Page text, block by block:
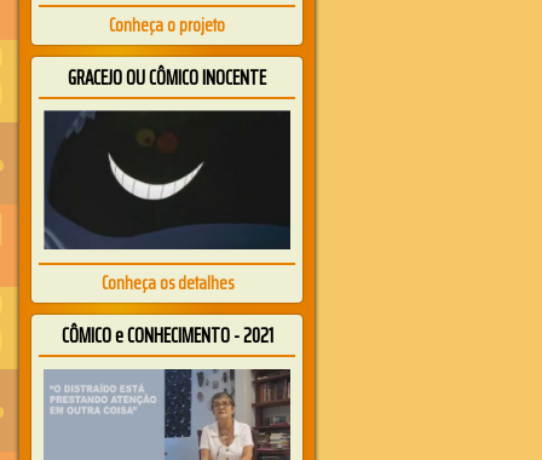
Conheça o projeto
GRACEJO OU CÔMICO INOCENTE
Conheça os detalhes
CÔMICO e CONHECIMENTO - 2021